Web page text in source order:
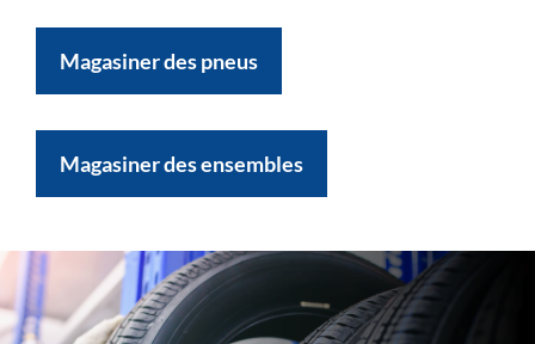
Magasiner des pneus
Magasiner des ensembles